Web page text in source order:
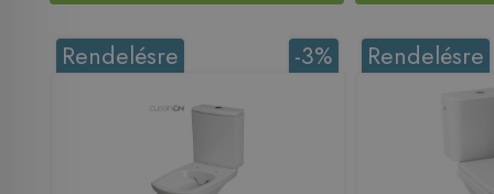
-3%
Rendelésre Rendelésre